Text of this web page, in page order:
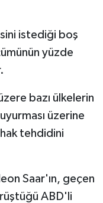
istediği boş
yüzde
bazı ülkelerin
üzerine
tehdidini
Saar'ın, geçen
ABD'li